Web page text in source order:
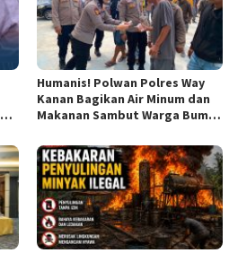
Humanis! Polwan Polres Way
Kanan Bagikan Air Minum dan
Makanan Sambut Warga Bumi